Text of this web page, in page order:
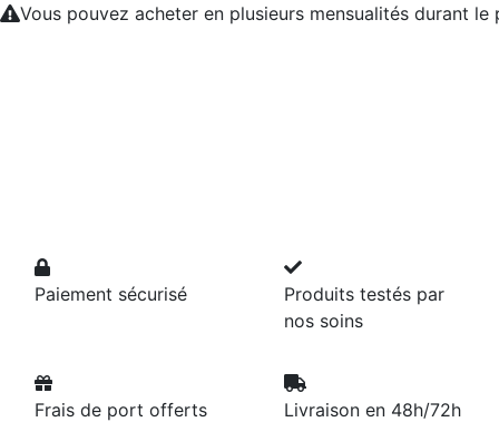
Vous pouvez acheter en plusieurs mensualités durant le
Paiement sécurisé
Produits testés par
nos soins
Frais de port offerts
Livraison en 48h/72h